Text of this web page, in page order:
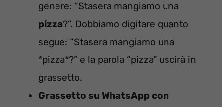
genere: “Stasera mangiamo una
pizza?”. Dobbiamo digitare quanto
segue: “Stasera mangiamo una
*pizza*?” e la parola “pizza” uscirà in
grassetto.
Grassetto su WhatsApp con